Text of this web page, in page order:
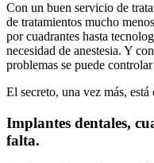
Con un buen servicio de
de tratamientos mucho
por cuadrantes hasta
necesidad de anestesia. Y
problemas se puede
El secreto, una vez más,
Implantes dentales,
falta.